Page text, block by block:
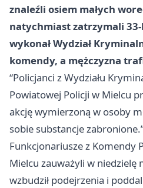
znaleźli osiem małych
natychmiast zatrzymali 33-
wykonał Wydział
komendy, a mężczyzna
“Policjanci z Wydziału
Powiatowej Policji w Mielcu
akcję wymierzoną w osoby
sobie substancje
Funkcjonariusze z Komendy
Mielcu zauważyli w niedzielę
wzbudził podejrzenia i